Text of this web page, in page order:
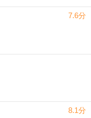
7.6分
8.1分